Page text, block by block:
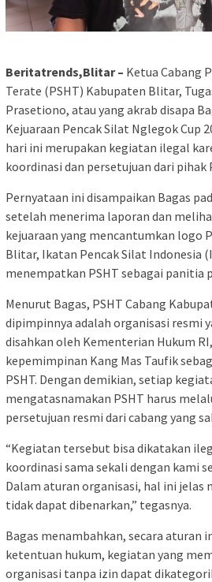
Beritatrends,Blitar – Ketua Cabang
Terate (PSHT) Kabupaten Blitar,
Prasetiono, atau yang akrab disapa
Kejuaraan Pencak Silat Nglegok Cup
hari ini merupakan kegiatan ilegal
koordinasi dan persetujuan dari pihak
Pernyataan ini disampaikan Bagas
setelah menerima laporan dan
kejuaraan yang mencantumkan logo
Blitar, Ikatan Pencak Silat Indonesia
menempatkan PSHT sebagai panitia
Menurut Bagas, PSHT Cabang
dipimpinnya adalah organisasi resmi
disahkan oleh Kementerian Hukum
kepemimpinan Kang Mas Taufik
PSHT. Dengan demikian, setiap
mengatasnamakan PSHT harus
persetujuan resmi dari cabang yang
“Kegiatan tersebut bisa dikatakan
koordinasi sama sekali dengan kami
Dalam aturan organisasi, hal ini jelas
tidak dapat dibenarkan,” tegasnya.
Bagas menambahkan, secara aturan
ketentuan hukum, kegiatan yang
organisasi tanpa izin dapat